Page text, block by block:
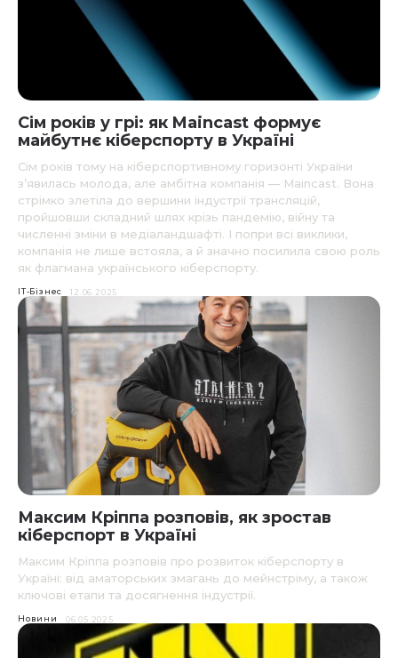
Сім років у грі: як Maincast формує
майбутнє кіберспорту в Україні
Сім років тому на кіберспортивному горизонті України
з’явилась молода, але амбітна компанія — Maincast. Вона
стрімко злетіла до вершини індустрії трансляцій,
пройшовши складний шлях крізь пандемію, війну та
численні зміни в медіаландшафті. І попри всі виклики,
компанія не лише встояла, а й значно посилила свою роль
як флагмана українського кіберспорту.
IT-Бізнес 12.06.2025
Максим Кріппа розповів, як зростав
кіберспорт в Україні
Максим Кріппа розповів про розвиток кіберспорту в
Україні: від аматорських змагань до мейнстріму, а також
ключові етапи та досягнення індустрії.
Новини 06.05.2025